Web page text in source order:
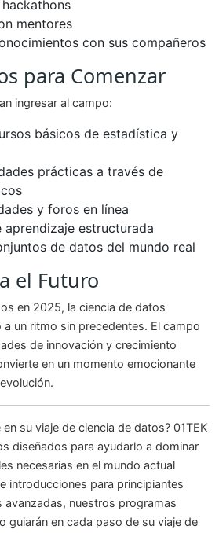
mentores
con sus compañeros
para Comenzar
ingresar al campo:
básicos de estadística y
prácticas a través de
y foros en línea
aprendizaje estructurada
de datos del mundo real
el Futuro
en 2025, la ciencia de datos
un ritmo sin precedentes. El campo
de innovación y crecimiento
en un momento emocionante
su viaje de ciencia de datos? 01TEK
diseñados para ayudarlo a dominar
necesarias en el mundo actual
introducciones para principiantes
avanzadas, nuestros programas
guiarán en cada paso de su viaje de